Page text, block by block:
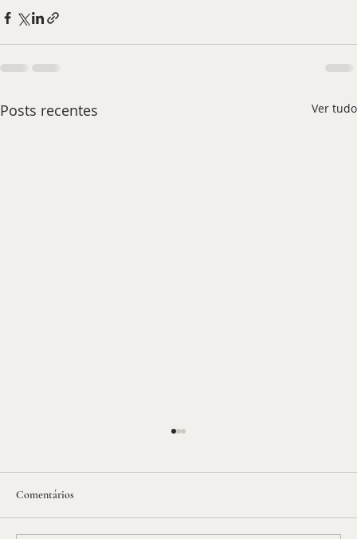
Posts recentes Ver tudo
Comentários